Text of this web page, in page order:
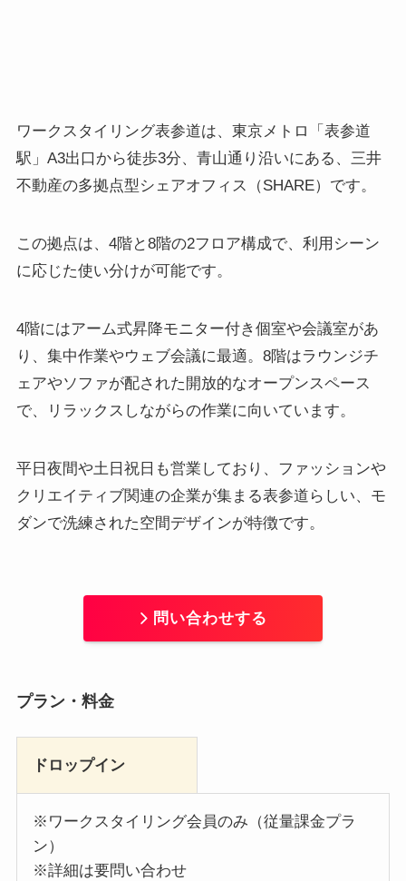
ワークスタイリング表参道は、東京メトロ「表参道
駅」A3出口から徒歩3分、青山通り沿いにある、三井
不動産の多拠点型シェアオフィス（SHARE）です。
この拠点は、4階と8階の2フロア構成で、利用シーン
に応じた使い分けが可能です。
4階にはアーム式昇降モニター付き個室や会議室があ
り、集中作業やウェブ会議に最適。8階はラウンジチ
ェアやソファが配された開放的なオープンスペース
で、リラックスしながらの作業に向いています。
平日夜間や土日祝日も営業しており、ファッションや
クリエイティブ関連の企業が集まる表参道らしい、モ
ダンで洗練された空間デザインが特徴です。
問い合わせする
プラン・料金
ドロップイン
※ワークスタイリング会員のみ（従量課金プラ
ン）
※詳細は要問い合わせ